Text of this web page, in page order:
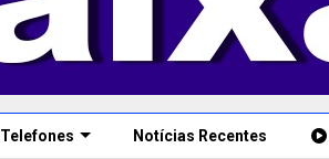
Telefones Notícias Recentes